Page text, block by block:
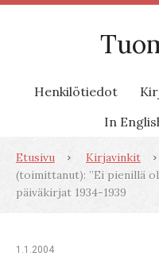
Henkilötiedot
In
Etusivu Kirjavinkit
(toimittanut): ”Ei pienillä
päiväkirjat 1934-1939
1.1.2004